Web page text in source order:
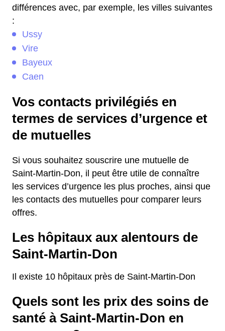
différences avec, par exemple, les villes suivantes
:
Ussy
Vire
Bayeux
Caen
Vos contacts privilégiés en
termes de services d’urgence et
de mutuelles
Si vous souhaitez souscrire une mutuelle de
Saint-Martin-Don, il peut être utile de connaître
les services d’urgence les plus proches, ainsi que
les contacts des mutuelles pour comparer leurs
offres.
Les hôpitaux aux alentours de
Saint-Martin-Don
Il existe 10 hôpitaux près de Saint-Martin-Don
Quels sont les prix des soins de
santé à Saint-Martin-Don en